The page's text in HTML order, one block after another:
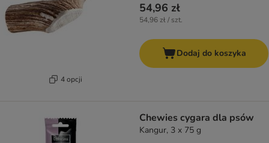
4 opcji
54,96 zł
54,96 zł / szt.
Dodaj do koszyka
Chewies cygara dla psów
Kangur, 3 x 75 g